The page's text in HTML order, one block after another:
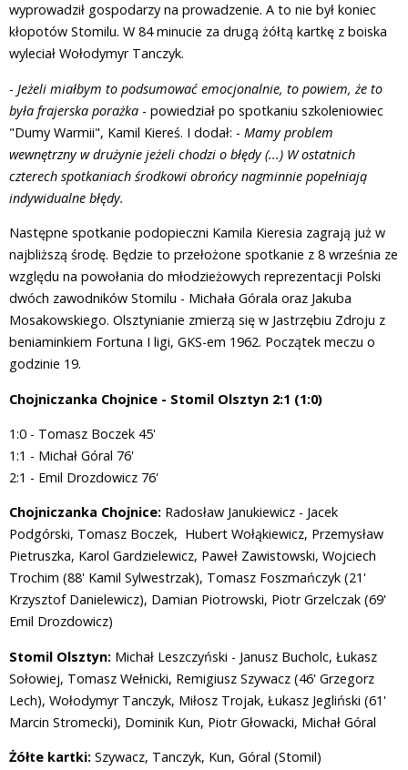
wyprowadził gospodarzy na prowadzenie. A to nie był koniec
kłopotów Stomilu. W 84 minucie za drugą żółtą kartkę z boiska
wyleciał Wołodymyr Tanczyk.
- Jeżeli miałbym to podsumować emocjonalnie, to powiem, że to
była frajerska porażka - powiedział po spotkaniu szkoleniowiec
"Dumy Warmii", Kamil Kiereś. I dodał: - Mamy problem
wewnętrzny w drużynie jeżeli chodzi o błędy (...) W ostatnich
czterech spotkaniach środkowi obrońcy nagminnie popełniają
indywidualne błędy.
Następne spotkanie podopieczni Kamila Kieresia zagrają już w
najbliższą środę. Będzie to przełożone spotkanie z 8 września ze
względu na powołania do młodzieżowych reprezentacji Polski
dwóch zawodników Stomilu - Michała Górala oraz Jakuba
Mosakowskiego. Olsztynianie zmierzą się w Jastrzębiu Zdroju z
beniaminkiem Fortuna I ligi, GKS-em 1962. Początek meczu o
godzinie 19.
Chojniczanka Chojnice - Stomil Olsztyn 2:1 (1:0)
1:0 - Tomasz Boczek 45'
1:1 - Michał Góral 76'
2:1 - Emil Drozdowicz 76'
Chojniczanka Chojnice: Radosław Janukiewicz - Jacek
Podgórski, Tomasz Boczek, Hubert Wołąkiewicz, Przemysław
Pietruszka, Karol Gardzielewicz, Paweł Zawistowski, Wojciech
Trochim (88' Kamil Sylwestrzak), Tomasz Foszmańczyk (21'
Krzysztof Danielewicz), Damian Piotrowski, Piotr Grzelczak (69'
Emil Drozdowicz)
Stomil Olsztyn: Michał Leszczyński - Janusz Bucholc, Łukasz
Sołowiej, Tomasz Wełnicki, Remigiusz Szywacz (46' Grzegorz
Lech), Wołodymyr Tanczyk, Miłosz Trojak, Łukasz Jegliński (61'
Marcin Stromecki), Dominik Kun, Piotr Głowacki, Michał Góral
Żółte kartki: Szywacz, Tanczyk, Kun, Góral (Stomil)